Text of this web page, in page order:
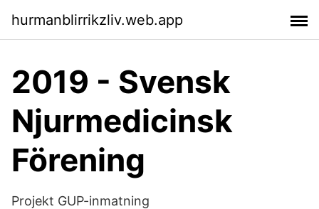
hurmanblirrikzliv.web.app
2019 - Svensk
Njurmedicinsk
Förening
Projekt GUP-inmatning